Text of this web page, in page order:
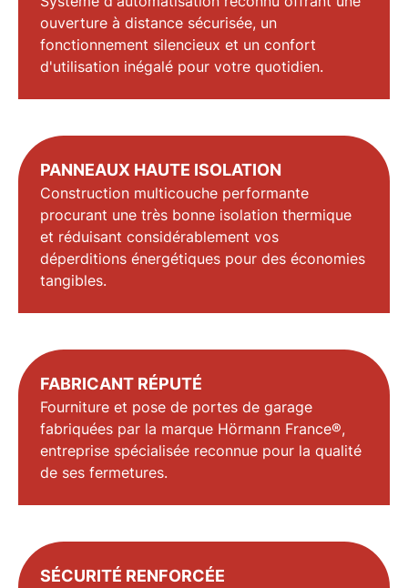
ouverture à distance sécurisée, un
fonctionnement silencieux et un confort
d'utilisation inégalé pour votre quotidien.
PANNEAUX HAUTE ISOLATION
Construction multicouche performante
procurant une très bonne isolation thermique
et réduisant considérablement vos
déperditions énergétiques pour des économies
tangibles.
FABRICANT RÉPUTÉ
Fourniture et pose de portes de garage
fabriquées par la marque Hörmann France®,
entreprise spécialisée reconnue pour la qualité
de ses fermetures.
SÉCURITÉ RENFORCÉE